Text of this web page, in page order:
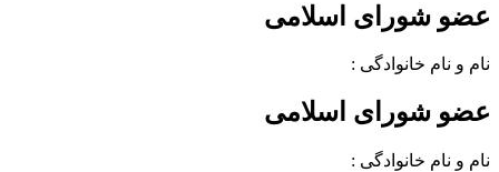
عضو شورای اسلامی
نام و نام خانوادگی :
عضو شورای اسلامی
نام و نام خانوادگی :